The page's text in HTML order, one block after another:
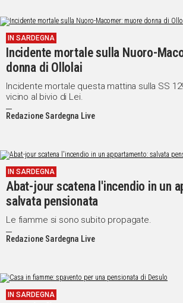
IN SARDEGNA
Incidente mortale sulla Nuoro-
donna di Ollolai
Incidente mortale questa mattina sulla SS
vicino al bivio di Lei.
Redazione Sardegna Live
IN SARDEGNA
Abat-jour scatena l'incendio in un
salvata pensionata
Le fiamme si sono subito propagate.
Redazione Sardegna Live
IN SARDEGNA